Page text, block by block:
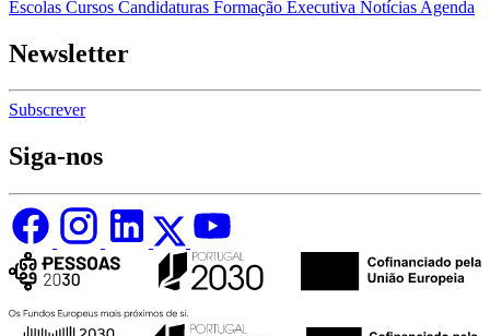
Escolas Cursos Candidaturas Formação Executiva Notícias Agenda
Newsletter
Subscrever
Siga-nos